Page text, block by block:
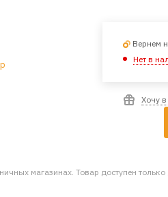
Вернем
Нет в
Хочу
магазинах. Товар доступен